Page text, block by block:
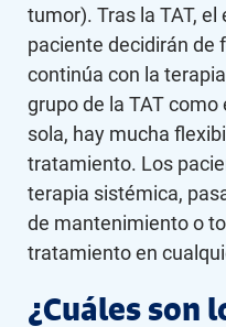
tumor). Tras la TAT,
paciente decidirán de
continúa con la
grupo de la TAT
sola, hay mucha
tratamiento. Los
terapia sistémica,
de mantenimiento o
tratamiento en
¿Cuáles son